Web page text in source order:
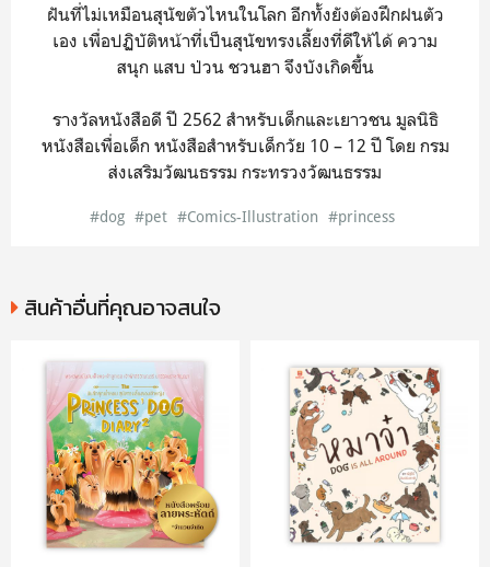
ฝันที่ไม่เหมือนสุนัขตัวไหนในโลก อีกทั้งยังต้องฝึกฝนตัว
เอง เพื่อปฏิบัติหน้าที่เป็นสุนัขทรงเลี้ยงที่ดีให้ได้ ความ
สนุก แสบ ป่วน ชวนฮา จึงบังเกิดขึ้น
รางวัลหนังสือดี ปี 2562 สำหรับเด็กและเยาวชน มูลนิธิ
หนังสือเพื่อเด็ก หนังสือสำหรับเด็กวัย 10 – 12 ปี โดย กรม
ส่งเสริมวัฒนธรรม กระทรวงวัฒนธรรม
#dog #pet #Comics-Illustration #princess
สินค้าอื่นที่คุณอาจสนใจ